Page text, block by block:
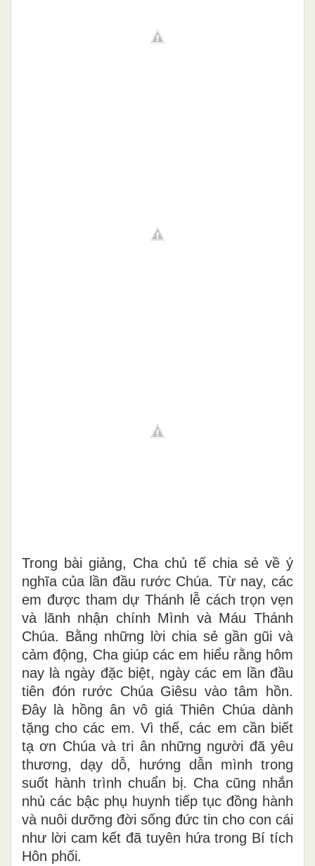
Trong bài giảng, Cha chủ tế chia sẻ về ý
nghĩa của lần đầu rước Chúa. Từ nay, các
em được tham dự Thánh lễ cách trọn vẹn
và lãnh nhận chính Mình và Máu Thánh
Chúa. Bằng những lời chia sẻ gần gũi và
cảm động, Cha giúp các em hiểu rằng hôm
nay là ngày đặc biệt, ngày các em lần đầu
tiên đón rước Chúa Giêsu vào tâm hồn.
Đây là hồng ân vô giá Thiên Chúa dành
tặng cho các em. Vì thế, các em cần biết
tạ ơn Chúa và tri ân những người đã yêu
thương, dạy dỗ, hướng dẫn mình trong
suốt hành trình chuẩn bị. Cha cũng nhắn
nhủ các bậc phụ huynh tiếp tục đồng hành
và nuôi dưỡng đời sống đức tin cho con cái
như lời cam kết đã tuyên hứa trong Bí tích
Hôn phối.